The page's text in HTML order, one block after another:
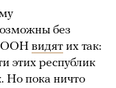
без
ООН видят их так:
этих республик
Но пока ничто